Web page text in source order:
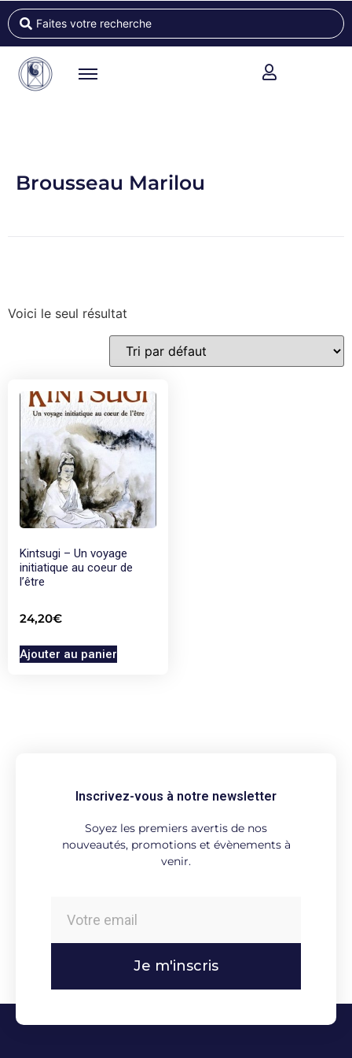
Brousseau Marilou
Voici le seul résultat
Kintsugi – Un voyage
initiatique au coeur de
l’être
24,20€
Ajouter au panier
Inscrivez-vous à notre newsletter
Soyez les premiers avertis de nos
nouveautés, promotions et évènements à
venir.
Je m'inscris